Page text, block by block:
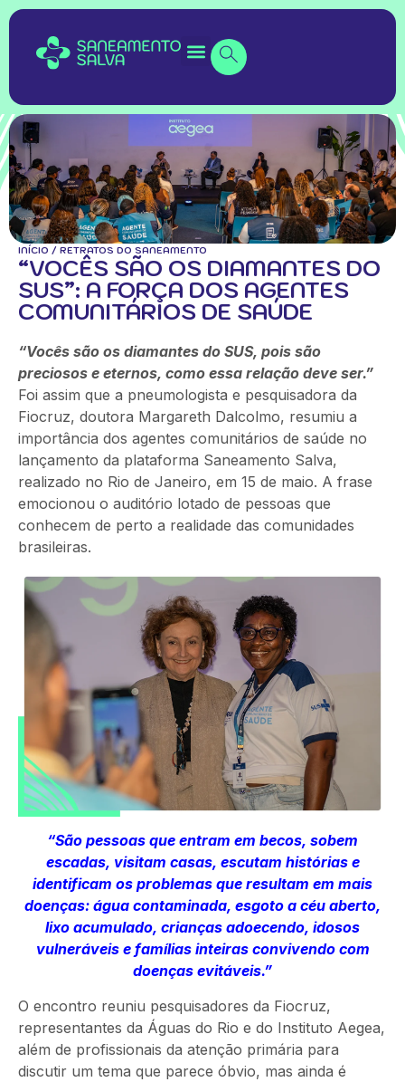
INÍCIO / RETRATOS DO SANEAMENTO
“VOCÊS SÃO OS DIAMANTES DO
SUS”: A FORÇA DOS AGENTES
COMUNITÁRIOS DE SAÚDE
“Vocês são os diamantes do SUS, pois são
preciosos e eternos, como essa relação deve ser.”
Foi assim que a pneumologista e pesquisadora da
Fiocruz, doutora Margareth Dalcolmo, resumiu a
importância dos agentes comunitários de saúde no
lançamento da plataforma Saneamento Salva,
realizado no Rio de Janeiro, em 15 de maio. A frase
emocionou o auditório lotado de pessoas que
conhecem de perto a realidade das comunidades
brasileiras.
“São pessoas que entram em becos, sobem
escadas, visitam casas, escutam histórias e
identificam os problemas que resultam em mais
doenças: água contaminada, esgoto a céu aberto,
lixo acumulado, crianças adoecendo, idosos
vulneráveis e famílias inteiras convivendo com
doenças evitáveis.”
O encontro reuniu pesquisadores da Fiocruz,
representantes da Águas do Rio e do Instituto Aegea,
além de profissionais da atenção primária para
discutir um tema que parece óbvio, mas ainda é